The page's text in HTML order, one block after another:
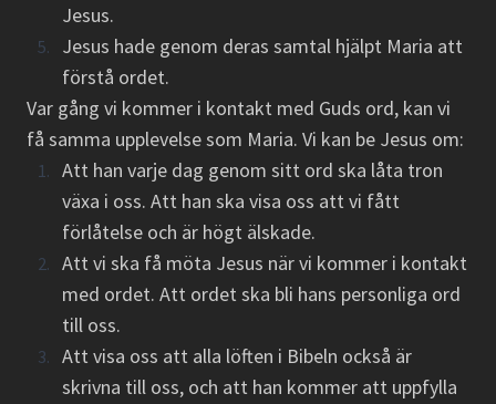
Jesus.
Jesus hade genom deras samtal hjälpt Maria att
förstå ordet.
Var gång vi kommer i kontakt med Guds ord, kan vi
få samma upplevelse som Maria. Vi kan be Jesus om:
Att han varje dag genom sitt ord ska låta tron
växa i oss. Att han ska visa oss att vi fått
förlåtelse och är högt älskade.
Att vi ska få möta Jesus när vi kommer i kontakt
med ordet. Att ordet ska bli hans personliga ord
till oss.
Att visa oss att alla löften i Bibeln också är
skrivna till oss, och att han kommer att uppfylla